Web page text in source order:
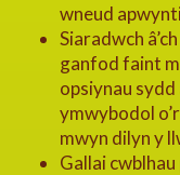
wneud
Siaradwch
ganfod faint
opsiynau
ymwybodol
mwyn dilyn y
Gallai